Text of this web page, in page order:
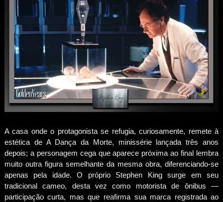
A casa onde o protagonista se refugia, curiosamente, remete à
estética de A Dança da Morte, minissérie lançada três anos
depois; a personagem cega que aparece próxima ao final lembra
muito outra figura semelhante da mesma obra, diferenciando-se
apenas pela idade. O próprio Stephen King surge em seu
tradicional cameo, desta vez como motorista de ônibus —
participação curta, mas que reafirma sua marca registrada ao